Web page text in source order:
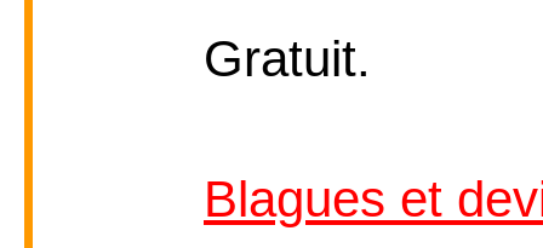
Gratuit.
Blagues et